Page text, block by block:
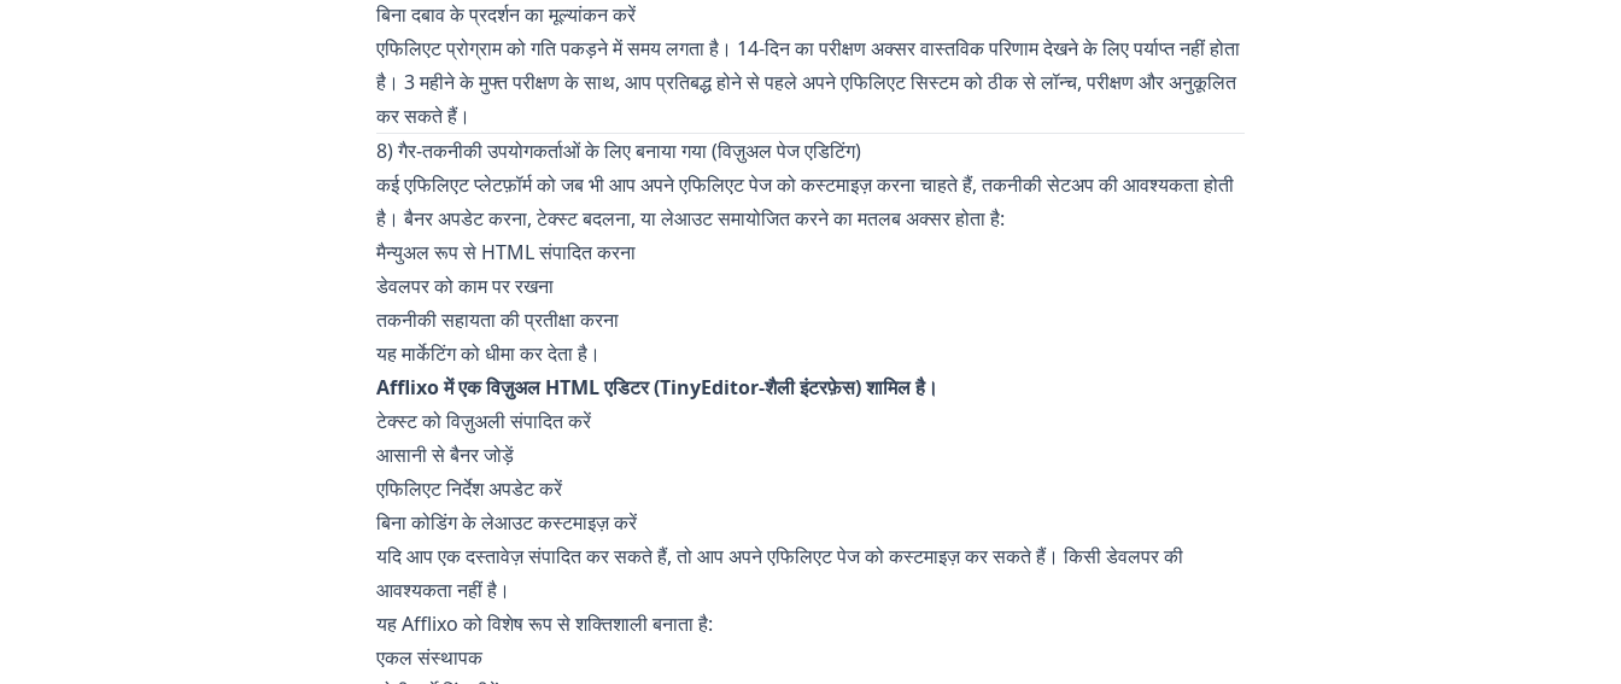
बिना दबाव के प्रदर्शन का मूल्यांकन करें
एफिलिएट प्रोग्राम को गति पकड़ने में समय लगता है। 14-दिन का परीक्षण अक्सर वास्तविक परिणाम देखने के लिए पर्याप्त नहीं होता
है। 3 महीने के मुफ्त परीक्षण के साथ, आप प्रतिबद्ध होने से पहले अपने एफिलिएट सिस्टम को ठीक से लॉन्च, परीक्षण और अनुकूलित
कर सकते हैं।
8) गैर-तकनीकी उपयोगकर्ताओं के लिए बनाया गया (विज़ुअल पेज एडिटिंग)
कई एफिलिएट प्लेटफ़ॉर्म को जब भी आप अपने एफिलिएट पेज को कस्टमाइज़ करना चाहते हैं, तकनीकी सेटअप की आवश्यकता होती
है। बैनर अपडेट करना, टेक्स्ट बदलना, या लेआउट समायोजित करने का मतलब अक्सर होता है:
मैन्युअल रूप से HTML संपादित करना
डेवलपर को काम पर रखना
तकनीकी सहायता की प्रतीक्षा करना
यह मार्केटिंग को धीमा कर देता है।
Afflixo में एक विज़ुअल HTML एडिटर (TinyEditor-शैली इंटरफ़ेस) शामिल है।
टेक्स्ट को विज़ुअली संपादित करें
आसानी से बैनर जोड़ें
एफिलिएट निर्देश अपडेट करें
बिना कोडिंग के लेआउट कस्टमाइज़ करें
यदि आप एक दस्तावेज़ संपादित कर सकते हैं, तो आप अपने एफिलिएट पेज को कस्टमाइज़ कर सकते हैं। किसी डेवलपर की
आवश्यकता नहीं है।
यह Afflixo को विशेष रूप से शक्तिशाली बनाता है:
एकल संस्थापक